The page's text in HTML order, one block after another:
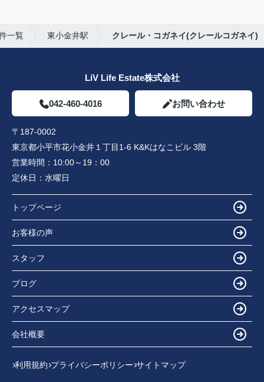
一覧 東小金井駅 クレール・コガネイ(クレールコガネイ)
LiV Life Estate株式会社
042-460-4016 お問い合わせ
〒187-0002
東京都小平市花小金井１丁目1-6 K&Kはなこビル 3階
営業時間： 10:00～19：00
定休日： 水曜日
トップページ
お客様の声
スタッフ
ブログ
アクセスマップ
会社概要
利用規約 プライバシーポリシー サイトマップ